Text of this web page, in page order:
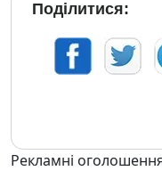
Поділитися:
Рекламні